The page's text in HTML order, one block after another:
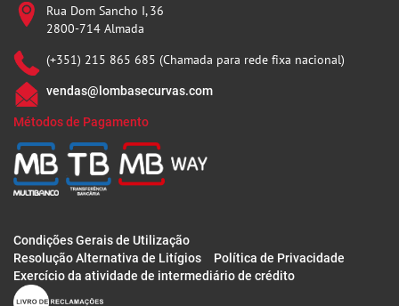
Rua Dom Sancho I, 36
2800-714 Almada
(+351) 215 865 685 (Chamada para rede fixa nacional)
vendas@lombasecurvas.com
Métodos de Pagamento
Condições Gerais de Utilização
Resolução Alternativa de Litígios
Política de Privacidade
Exercício da atividade de intermediário de crédito